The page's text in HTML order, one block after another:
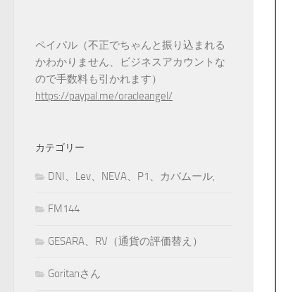
ペイパル（不正でちゃんと振り込まれる
かわかりません、ビジネスアカウントな
ので手数料も引かれます）
https://paypal.me/oracleangel/
カテゴリー
DNI、Lev、NEVA、P1、カバムール,
FM144
GESARA、RV（通貨の評価替え）
Goritanさん